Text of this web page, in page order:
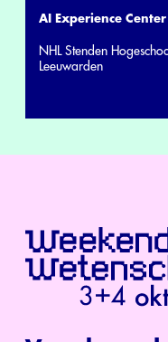
AI Experience Center
NHL Stenden
Leeuwarden